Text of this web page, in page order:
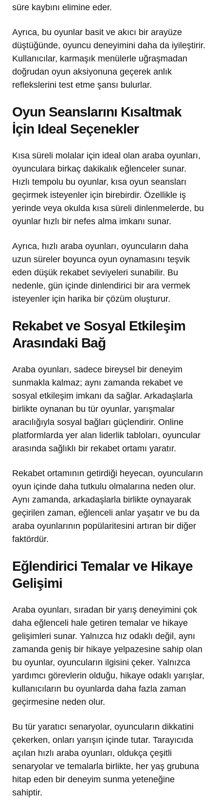
süre kaybını elimine eder.
Ayrıca, bu oyunlar basit ve akıcı bir arayüze
düştüğünde, oyuncu deneyimini daha da iyileştirir.
Kullanıcılar, karmaşık menülerle uğraşmadan
doğrudan oyun aksiyonuna geçerek anlık
reflekslerini test etme şansı bulurlar.
Oyun Seanslarını Kısaltmak
İçin Ideal Seçenekler
Kısa süreli molalar için ideal olan araba oyunları,
oyunculara birkaç dakikalık eğlenceler sunar.
Hızlı tempolu bu oyunlar, kısa oyun seansları
geçirmek isteyenler için birebirdir. Özellikle iş
yerinde veya okulda kısa süreli dinlenmelerde, bu
oyunlar hızlı bir nefes alma imkanı sunar.
Ayrıca, hızlı araba oyunları, oyuncuların daha
uzun süreler boyunca oyun oynamasını teşvik
eden düşük rekabet seviyeleri sunabilir. Bu
nedenle, gün içinde dinlendirici bir ara vermek
isteyenler için harika bir çözüm oluşturur.
Rekabet ve Sosyal Etkileşim
Arasındaki Bağ
Araba oyunları, sadece bireysel bir deneyim
sunmakla kalmaz; aynı zamanda rekabet ve
sosyal etkileşim imkanı da sağlar. Arkadaşlarla
birlikte oynanan bu tür oyunlar, yarışmalar
aracılığıyla sosyal bağları güçlendirir. Online
platformlarda yer alan liderlik tabloları, oyuncular
arasında sağlıklı bir rekabet ortamı yaratır.
Rekabet ortamının getirdiği heyecan, oyuncuların
oyun içinde daha tutkulu olmalarına neden olur.
Aynı zamanda, arkadaşlarla birlikte oynayarak
geçirilen zaman, eğlenceli anlar yaşatır ve bu da
araba oyunlarının popülaritesini artıran bir diğer
faktördür.
Eğlendirici Temalar ve Hikaye
Gelişimi
Araba oyunları, sıradan bir yarış deneyimini çok
daha eğlenceli hale getiren temalar ve hikaye
gelişimleri sunar. Yalnızca hız odaklı değil, aynı
zamanda geniş bir hikaye yelpazesine sahip olan
bu oyunlar, oyuncuların ilgisini çeker. Yalnızca
yardımcı görevlerin olduğu, hikaye odaklı yarışlar,
kullanıcıların bu oyunlarda daha fazla zaman
geçirmesine neden olur.
Bu tür yaratıcı senaryolar, oyuncuların dikkatini
çekerken, onları yarışın içinde tutar. Tarayıcıda
açılan hızlı araba oyunları, oldukça çeşitli
senaryolar ve temalarla birlikte, her yaş grubuna
hitap eden bir deneyim sunma yeteneğine
sahiptir.